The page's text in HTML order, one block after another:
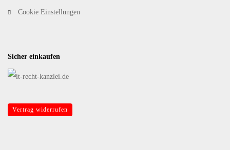
Cookie Einstellungen
Sicher einkaufen
Vertrag widerrufen